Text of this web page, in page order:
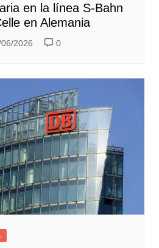
en la línea S-Bahn
en Alemania
2026 0